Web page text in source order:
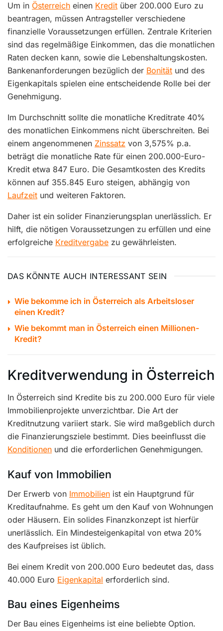
Um in Österreich einen Kredit über 200.000 Euro zu
beantragen, müssen Antragsteller verschiedene
finanzielle Voraussetzungen erfüllen. Zentrale Kriterien
sind das regelmäßige Einkommen, das die monatlichen
Raten decken kann, sowie die Lebenshaltungskosten.
Bankenanforderungen bezüglich der Bonität und des
Eigenkapitals spielen eine entscheidende Rolle bei der
Genehmigung.
Im Durchschnitt sollte die monatliche Kreditrate 40%
des monatlichen Einkommens nicht überschreiten. Bei
einem angenommenen Zinssatz von 3,575% p.a.
beträgt die monatliche Rate für einen 200.000-Euro-
Kredit etwa 847 Euro. Die Gesamtkosten des Kredits
können auf 355.845 Euro steigen, abhängig von
Laufzeit und weiteren Faktoren.
Daher ist ein solider Finanzierungsplan unerlässlich. Er
hilft, die nötigen Voraussetzungen zu erfüllen und eine
erfolgreiche Kreditvergabe zu gewährleisten.
DAS KÖNNTE AUCH INTERESSANT SEIN
Wie bekomme ich in Österreich als Arbeitsloser
einen Kredit?
Wie bekommt man in Österreich einen Millionen-
Kredit?
Kreditverwendung in Österreich
In Österreich sind Kredite bis zu 200.000 Euro für viele
Immobilienprojekte unverzichtbar. Die Art der
Kreditnutzung variiert stark. Sie wird maßgeblich durch
die Finanzierungsziele bestimmt. Dies beeinflusst die
Konditionen und die erforderlichen Genehmigungen.
Kauf von Immobilien
Der Erwerb von Immobilien ist ein Hauptgrund für
Kreditaufnahme. Es geht um den Kauf von Wohnungen
oder Häusern. Ein solides Finanzkonzept ist hierfür
unerlässlich. Ein Mindesteigenkapital von etwa 20%
des Kaufpreises ist üblich.
Bei einem Kredit von 200.000 Euro bedeutet das, dass
40.000 Euro Eigenkapital erforderlich sind.
Bau eines Eigenheims
Der Bau eines Eigenheims ist eine beliebte Option.